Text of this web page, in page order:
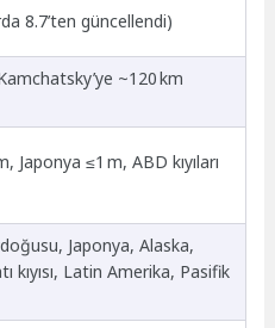
8.7’ten güncellendi)
~120 km
Japonya ≤1 m, ABD kıyıları
Japonya, Alaska,
kıyısı, Latin Amerika, Pasifik